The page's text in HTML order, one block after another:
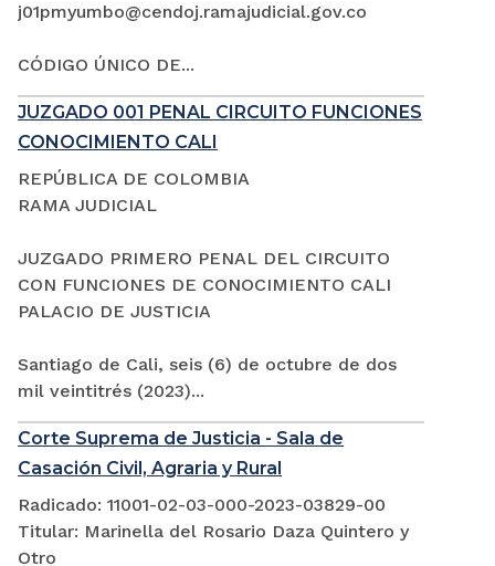
j01pmyumbo@cendoj.ramajudicial.gov.co
CÓDIGO ÚNICO DE...
JUZGADO 001 PENAL CIRCUITO FUNCIONES
CONOCIMIENTO CALI
REPÚBLICA DE COLOMBIA
RAMA JUDICIAL
JUZGADO PRIMERO PENAL DEL CIRCUITO
CON FUNCIONES DE CONOCIMIENTO CALI
PALACIO DE JUSTICIA
Santiago de Cali, seis (6) de octubre de dos
mil veintitrés (2023)...
Corte Suprema de Justicia - Sala de
Casación Civil, Agraria y Rural
Radicado: 11001-02-03-000-2023-03829-00
Titular: Marinella del Rosario Daza Quintero y
Otro